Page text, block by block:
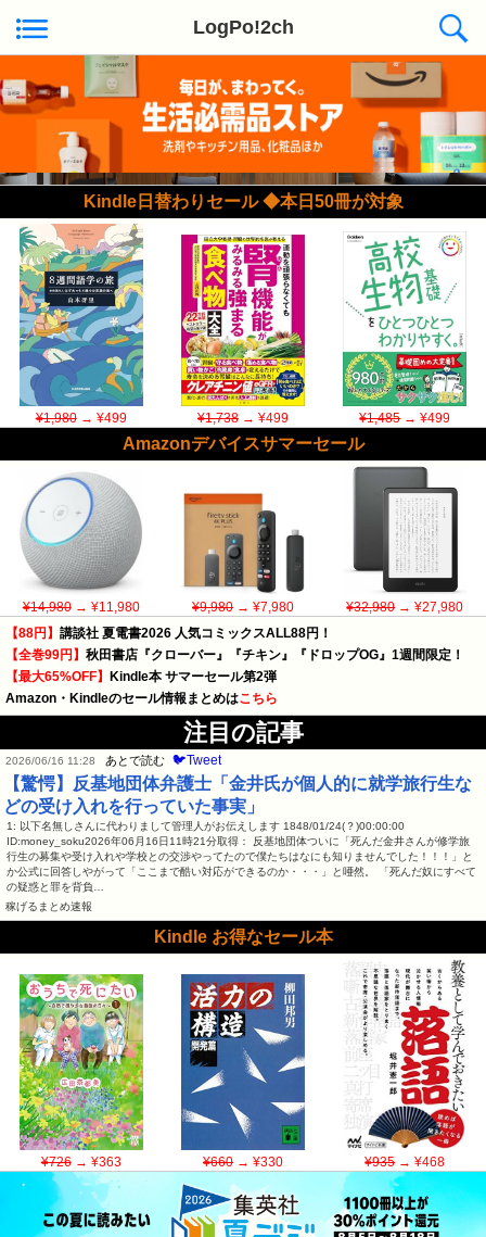
LogPo!2ch
Kindle日替わりセール ◆本日50冊が対象
¥1,980→ ¥499 ¥1,738→ ¥499 ¥1,485→ ¥499
Amazonデバイスサマーセール
¥14,980→ ¥11,980 ¥9,980→ ¥7,980 ¥32,980→ ¥27,980
【88円】 講談社 夏電書2026 人気コミックスALL88円！
【全巻99円】 秋田書店『クローバー』『チキン』『ドロップOG』1週間限定！
【最大65%OFF】
Kindle本 サマーセール第2弾
Amazon・Kindleのセール情報まとめはこちら
注目の記事
2026/06/16 11:28 あとで読む 🐦Tweet
【驚愕】反基地団体弁護士「金井氏が個人的に就学旅行生な
どの受け入れを行っていた事実」
1: 以下名無しさんに代わりまして管理人がお伝えします 1848/01/24(？)00:00:00
ID:money_soku2026年06月16日11時21分取得： 反基地団体ついに「死んだ金井さんが修学旅
行生の募集や受け入れや学校との交渉やってたので僕たちはなにも知りませんでした！！！」と
か公式に回答しやがって「ここまで酷い対応ができるのか・・・」と唖然。 「死んだ奴にすべて
の疑惑と罪を背負…
稼げるまとめ速報
Kindle お得なセール本
¥726→ ¥363 ¥660→ ¥330 ¥935→ ¥468